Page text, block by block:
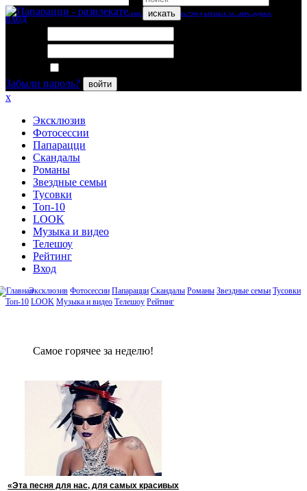
искать
вход
Забыли пароль?
войти
x
Эксклюзив
Фотосессии
Папарацци
Скандалы
Романы
Звездные семьи
Тусовки
Топ-10
LOOK
Музыка и видео
Телешоу
Рейтинг
Вход
Эксклюзив Фотосессии Папарацци Скандалы Романы Звездные семьи Тусовки
Топ-10 LOOK Музыка и видео Телешоу Рейтинг
Сaмое гoрячее за неделю!
«Эта песня для нас, для самых красивых